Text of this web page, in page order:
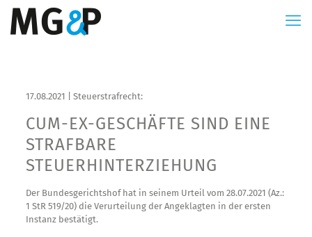
17.08.2021 | Steuerstrafrecht:
CUM-EX-GESCHÄFTE SIND EINE
STRAFBARE
STEUERHINTERZIEHUNG
Der Bundesgerichtshof hat in seinem Urteil vom 28.07.2021 (Az.:
1 StR 519/20) die Verurteilung der Angeklagten in der ersten
Instanz bestätigt.